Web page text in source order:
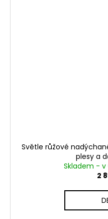
Světle růžové
plesy a
Skladem - v
2